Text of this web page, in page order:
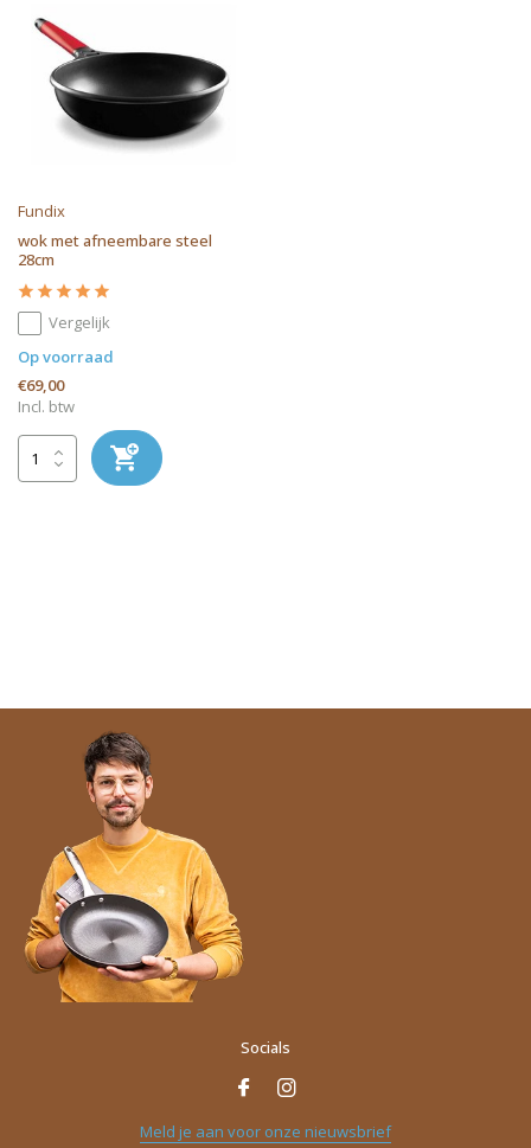
Fundix
wok met afneembare steel
28cm
Vergelijk
Op voorraad
€69,00
Incl. btw
Socials
Meld je aan voor onze nieuwsbrief